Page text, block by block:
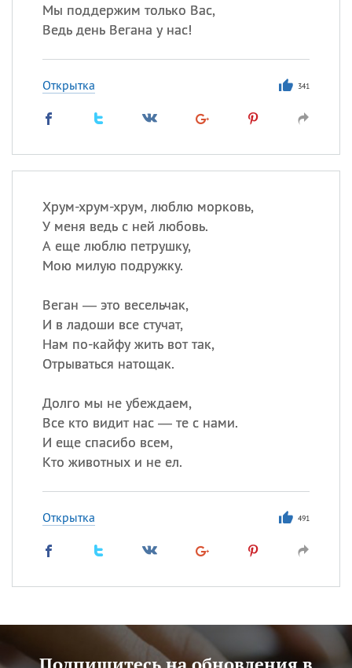
Мы поддержим только Вас,
Ведь день Вегана у нас!
Открытка 341
Хрум-хрум-хрум, люблю морковь,
У меня ведь с ней любовь.
А еще люблю петрушку,
Мою милую подружку.
Веган — это весельчак,
И в ладоши все стучат,
Нам по-кайфу жить вот так,
Отрываться натощак.
Долго мы не убеждаем,
Все кто видит нас — те с нами.
И еще спасибо всем,
Кто животных и не ел.
Открытка 491